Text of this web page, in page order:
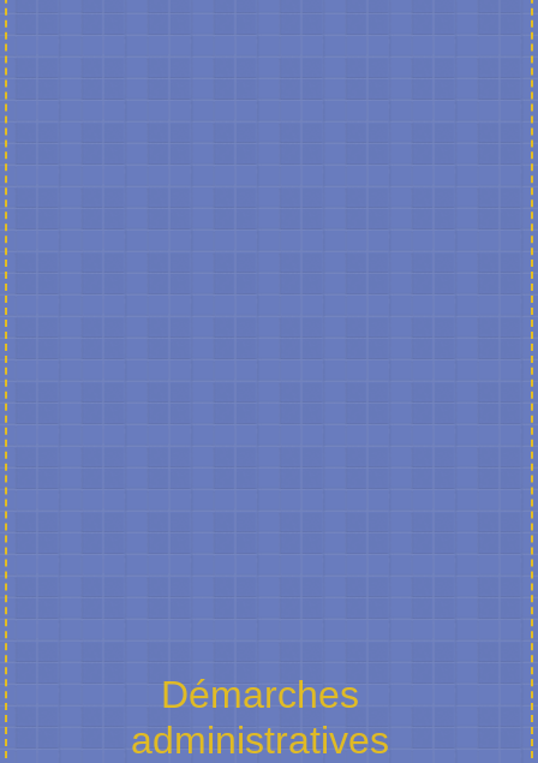
Démarches
administratives